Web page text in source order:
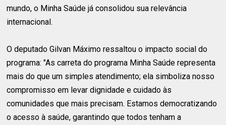
mundo, o Minha Saúde já consolidou sua relevância
internacional.
O deputado Gilvan Máximo ressaltou o impacto social do
programa: "As carreta do programa Minha Saúde representa
mais do que um simples atendimento; ela simboliza nosso
compromisso em levar dignidade e cuidado às
comunidades que mais precisam. Estamos democratizando
o acesso à saúde, garantindo que todos tenham a